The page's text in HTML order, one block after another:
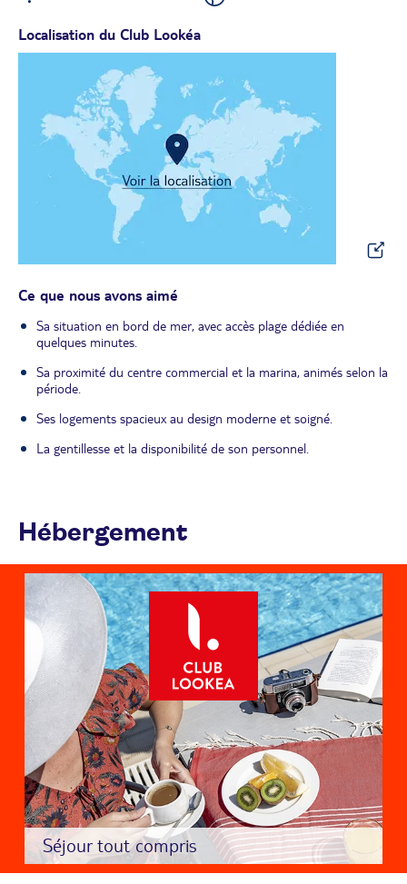
Localisation du Club Lookéa
Ce que nous avons aimé
Sa situation en bord de mer, avec accès plage dédiée en
quelques minutes.
Sa proximité du centre commercial et la marina, animés selon la
période.
Ses logements spacieux au design moderne et soigné.
La gentillesse et la disponibilité de son personnel.
Hébergement
Séjour tout compris